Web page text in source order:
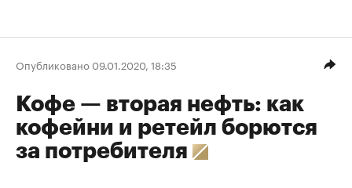
Опубликовано 09.01.2020, 18:35
Кофе — вторая нефть: как
кофейни и ретейл борются
за потребителя